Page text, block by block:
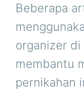
Beberapa
organizer di
membantu
pernikahan